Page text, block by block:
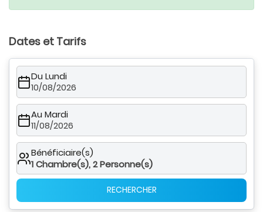
Dates et Tarifs
Du Lundi
10/08/2026
Au Mardi
11/08/2026
Bénéficiaire(s)
1Chambre(s),2Personne(s)
RECHERCHER